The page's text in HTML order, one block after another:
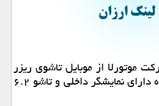
موتورلا از موبایل تاشوی ریزر
رونمایی نمود. این دستگاه دارای نمایشگر داخلی و تاشو ۶.۲